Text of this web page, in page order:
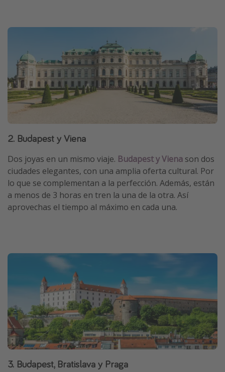
2. Budapest y Viena
Dos joyas en un mismo viaje. Budapest y Viena son dos
ciudades elegantes, con una amplia oferta cultural. Por
lo que se complementan a la perfección. Además, están
a menos de 3 horas en tren la una de la otra. Así
aprovechas el tiempo al máximo en cada una.
3. Budapest, Bratislava y Praga